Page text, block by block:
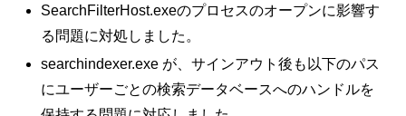
SearchFilterHost.exeのプロセスのオープンに影響す
る問題に対処しました。
searchindexer.exe が、サインアウト後も以下のパス
にユーザーごとの検索データベースへのハンドルを